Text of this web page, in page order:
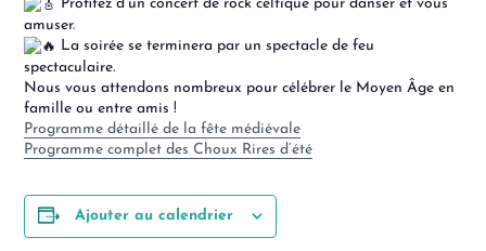
Profitez d’un concert de rock celtique pour danser et vous
amuser.
La soirée se terminera par un spectacle de feu
spectaculaire.
Nous vous attendons nombreux pour célébrer le Moyen Âge en
famille ou entre amis !
Programme détaillé de la fête médiévale
Programme complet des Choux Rires d’été
Ajouter au calendrier